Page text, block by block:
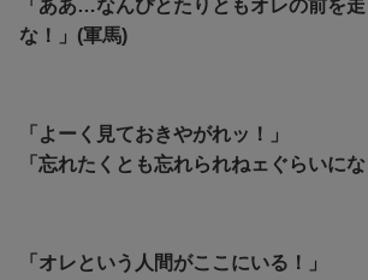
「ああ…なんぴとたりともオレの前を
な！」(軍馬)
「よーく見ておきやがれッ！」
「忘れたくとも忘れられねェぐらいに
「オレという人間がここにいる！」